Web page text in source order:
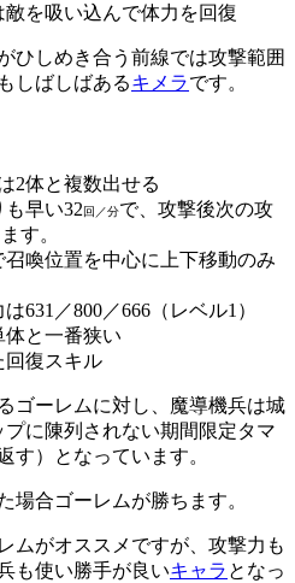
を吸い込んで体力を回復
ひしめき合う前線では攻撃範囲
しばしばあるキメラです。
2体と複数出せる
も早い32回／分で、攻撃後次の攻
す。
召喚位置を中心に上下移動のみ
631／800／666（レベル1）
と一番狭い
回復スキル
ゴーレムに対し、魔導機兵は城
に陳列されない期間限定タマ
す）となっています。
場合ゴーレムが勝ちます。
ムがオススメですが、攻撃力も
も使い勝手が良いキャラ となっ